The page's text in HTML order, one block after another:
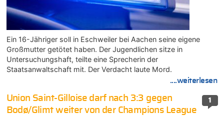
Ein 16-Jähriger soll in Eschweiler bei Aachen seine eigene
Großmutter getötet haben. Der Jugendlichen sitze in
Untersuchungshaft, teilte eine Sprecherin der
Staatsanwaltschaft mit. Der Verdacht laute Mord.
....weiterlesen
1
Union Saint-Gilloise darf nach 3:3 gegen
Bodø/Glimt weiter von der Champions League